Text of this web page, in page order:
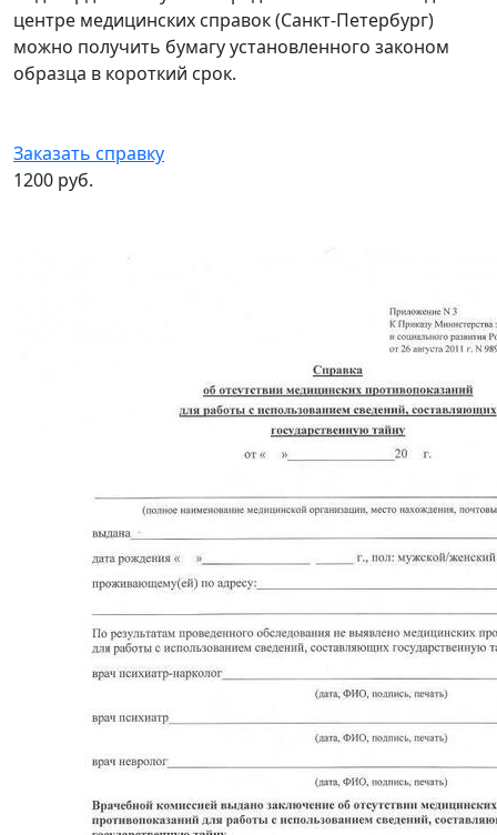
центре медицинских справок (Санкт-Петербург)
можно получить бумагу установленного законом
образца в короткий срок.
Заказать справку
1200 руб.